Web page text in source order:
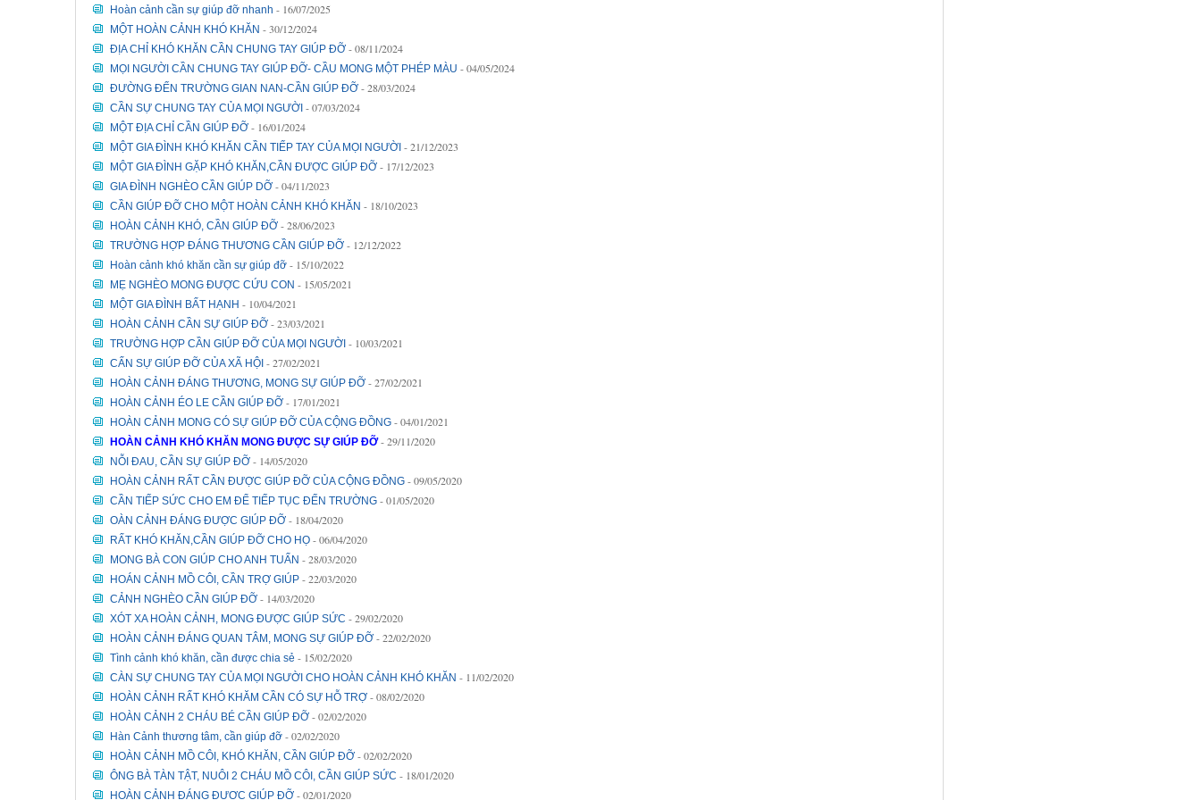
Hoàn cảnh cần sự giúp đỡ nhanh - 16/07/2025
MỘT HOÀN CẢNH KHÓ KHĂN - 30/12/2024
ĐỊA CHỈ KHÓ KHĂN CẦN CHUNG TAY GIÚP ĐỠ - 08/11/2024
MỌI NGƯỜI CẦN CHUNG TAY GIÚP ĐỠ- CẦU MONG MỘT PHÉP MÀU - 04/05/2024
ĐƯỜNG ĐẾN TRƯỜNG GIAN NAN-CẦN GIÚP ĐỠ - 28/03/2024
CẦN SỰ CHUNG TAY CỦA MỌI NGƯỜI - 07/03/2024
MỘT ĐỊA CHỈ CẦN GIÚP ĐỠ - 16/01/2024
MỘT GIA ĐÌNH KHÓ KHĂN CẦN TIẾP TAY CỦA MỌI NGƯỜI - 21/12/2023
MỘT GIA ĐÌNH GẶP KHÓ KHĂN,CẦN ĐƯỢC GIÚP ĐỠ - 17/12/2023
GIA ĐÌNH NGHÈO CẦN GIÚP DỠ - 04/11/2023
CẦN GIÚP ĐỠ CHO MỘT HOÀN CẢNH KHÓ KHĂN - 18/10/2023
HOÀN CẢNH KHÓ, CẦN GIÚP ĐỠ - 28/06/2023
TRƯỜNG HỢP ĐÁNG THƯƠNG CẦN GIÚP ĐỠ - 12/12/2022
Hoàn cảnh khó khăn cần sự giúp đỡ - 15/10/2022
MẸ NGHÈO MONG ĐƯỢC CỨU CON - 15/05/2021
MỘT GIA ĐÌNH BẤT HẠNH - 10/04/2021
HOÀN CẢNH CẦN SỰ GIÚP ĐỠ - 23/03/2021
TRƯỜNG HỢP CẦN GIÚP ĐỠ CỦA MỌI NGƯỜI - 10/03/2021
CẤN SỰ GIÚP ĐỠ CỦA XÃ HỘI - 27/02/2021
HOÀN CẢNH ĐÁNG THƯƠNG, MONG SỰ GIÚP ĐỠ - 27/02/2021
HOÀN CẢNH ÉO LE CẦN GIÚP ĐỠ - 17/01/2021
HOÀN CẢNH MONG CÓ SỰ GIÚP ĐỠ CỦA CỘNG ĐỒNG - 04/01/2021
HOÀN CẢNH KHÓ KHĂN MONG ĐƯỢC SỰ GIÚP ĐỠ - 29/11/2020
NỖI ĐAU, CẦN SỰ GIÚP ĐỠ - 14/05/2020
HOÀN CẢNH RẤT CẦN ĐƯỢC GIÚP ĐỠ CỦA CỘNG ĐỒNG - 09/05/2020
CẦN TIẾP SỨC CHO EM ĐỂ TIẾP TỤC ĐẾN TRƯỜNG - 01/05/2020
OÀN CẢNH ĐÁNG ĐƯỢC GIÚP ĐỠ - 18/04/2020
RẤT KHÓ KHĂN,CẦN GIÚP ĐỠ CHO HỌ - 06/04/2020
MONG BÀ CON GIÚP CHO ANH TUẤN - 28/03/2020
HOÁN CẢNH MỒ CÔI, CẦN TRỢ GIÚP - 22/03/2020
CẢNH NGHÈO CẦN GIÚP ĐỠ - 14/03/2020
XÓT XA HOÀN CẢNH, MONG ĐƯỢC GIÚP SỨC - 29/02/2020
HOÀN CẢNH ĐÁNG QUAN TÂM, MONG SỰ GIÚP ĐỠ - 22/02/2020
Tình cảnh khó khăn, cần được chia sẻ - 15/02/2020
CÀN SỰ CHUNG TAY CỦA MỌI NGƯỜI CHO HOÀN CẢNH KHÓ KHĂN - 11/02/2020
HOÀN CẢNH RẤT KHÓ KHĂM CẦN CÓ SỰ HỖ TRỢ - 08/02/2020
HOÀN CẢNH 2 CHÁU BÉ CẦN GIÚP ĐỠ - 02/02/2020
Hàn Cảnh thương tâm, cần giúp đỡ - 02/02/2020
HOÀN CẢNH MỒ CÔI, KHÓ KHĂN, CẦN GIÚP ĐỠ - 02/02/2020
ÔNG BÀ TÀN TẬT, NUÔI 2 CHÁU MỒ CÔI, CẦN GIÚP SỨC - 18/01/2020
HOÀN CẢNH ĐÁNG ĐƯỢC GIÚP ĐỠ - 02/01/2020